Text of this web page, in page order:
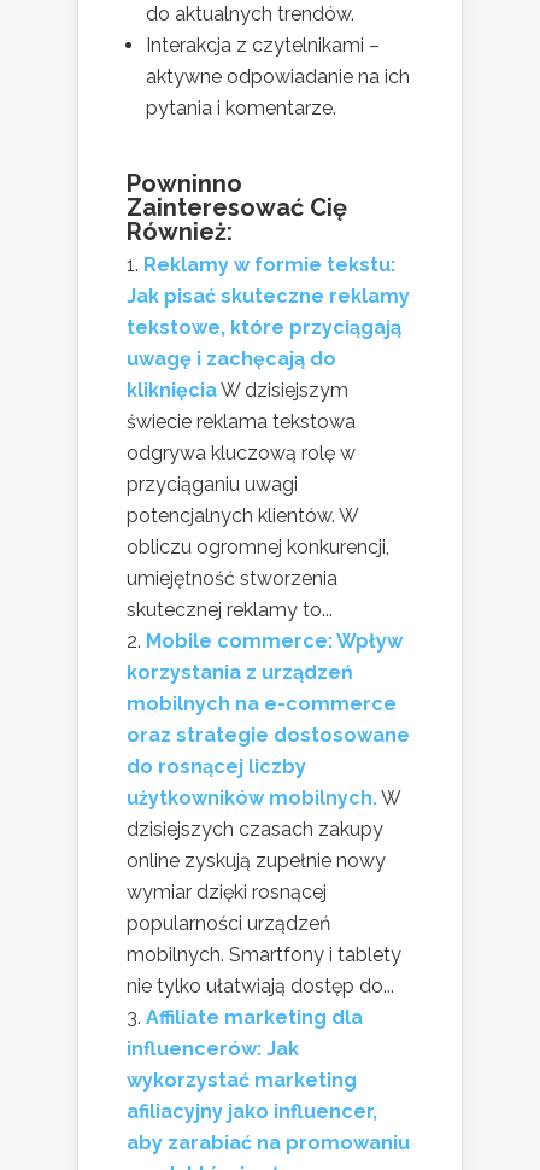
do aktualnych trendów.
Interakcja z czytelnikami –
aktywne odpowiadanie na ich
pytania i komentarze.
Powninno
Zainteresować Cię
Również:
Reklamy w formie tekstu:
Jak pisać skuteczne reklamy
tekstowe, które przyciągają
uwagę i zachęcają do
kliknięciaW dzisiejszym
świecie reklama tekstowa
odgrywa kluczową rolę w
przyciąganiu uwagi
potencjalnych klientów. W
obliczu ogromnej konkurencji,
umiejętność stworzenia
skutecznej reklamy to...
Mobile commerce: Wpływ
korzystania z urządzeń
mobilnych na e-commerce
oraz strategie dostosowane
do rosnącej liczby
użytkowników mobilnych.W
dzisiejszych czasach zakupy
online zyskują zupełnie nowy
wymiar dzięki rosnącej
popularności urządzeń
mobilnych. Smartfony i tablety
nie tylko ułatwiają dostęp do...
Affiliate marketing dla
influencerów: Jak
wykorzystać marketing
afiliacyjny jako influencer,
aby zarabiać na promowaniu